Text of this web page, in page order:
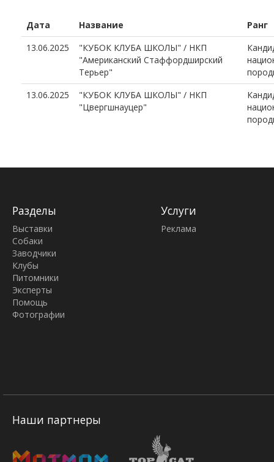
Дата Название
Ранг
13.06.2025
"КУБОК КЛУБА ШКОЛЫ" / НКП
"Американский Стаффордширский
Терьер"
13.06.2025
"КУБОК КЛУБА ШКОЛЫ" / НКП
"Цвергшнауцер"
Разделы
Выставки
Собаки
Заводчики
Клубы
Питомники
Эксперты
Помощь
Фотографии
Услуги
Реклама
Наши партнеры